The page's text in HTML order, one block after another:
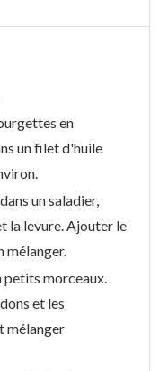
en
un filet d'huile
un saladier,
la levure. Ajouter le
mélanger.
petits morceaux.
et les
mélanger